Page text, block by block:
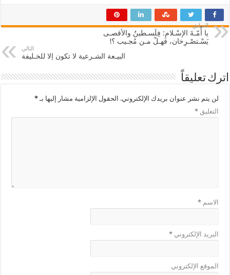
السابق
يا أُمّـةَ الإسْـلامِ: فِلَسـطينُ والأقصـى
يَسْـتصْـرِخان، فهـلْ مـن مُجـيب ؟!
التالي
البيـعة الشـرعية لا تكون إلا للخـليفة
اترك تعليقاً
لن يتم نشر عنوان بريدك الإلكتروني. الحقول الإلزامية مشار إليها بـ*
التعليق*
الاسم*
البريد الإلكتروني*
الموقع الإلكتروني